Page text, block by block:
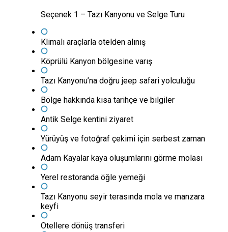
Seçenek 1 – Tazı Kanyonu ve Selge Turu
Klimalı araçlarla otelden alınış
Köprülü Kanyon bölgesine varış
Tazı Kanyonu’na doğru jeep safari yolculuğu
Bölge hakkında kısa tarihçe ve bilgiler
Antik Selge kentini ziyaret
Yürüyüş ve fotoğraf çekimi için serbest zaman
Adam Kayalar kaya oluşumlarını görme molası
Yerel restoranda öğle yemeği
Tazı Kanyonu seyir terasında mola ve manzara
keyfi
Otellere dönüş transferi